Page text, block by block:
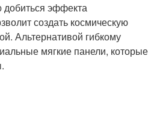
эффекта
создать космическую
Альтернативой гибкому
мягкие панели, которые